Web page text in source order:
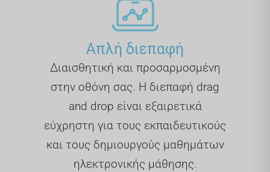
Απλή διεπαφή
Διαισθητική και προσαρμοσμένη
στην οθόνη σας. Η διεπαφή drag
and drop είναι εξαιρετικά
εύχρηστη για τους εκπαιδευτικούς
και τους δημιουργούς μαθημάτων
ηλεκτρονικής μάθησης.